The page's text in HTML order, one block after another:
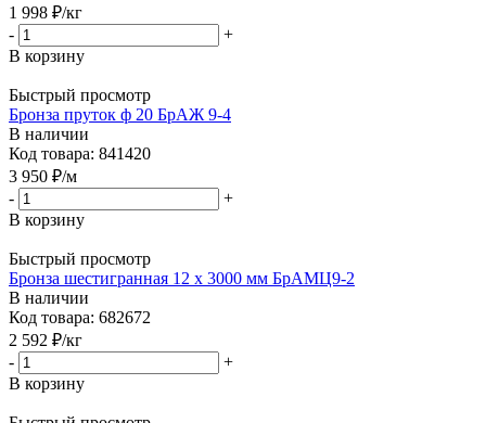
1 998 ₽/кг
-
+
В корзину
Быстрый просмотр
Бронза пруток ф 20 БрАЖ 9-4
В наличии
Код товара: 841420
3 950 ₽/м
-
+
В корзину
Быстрый просмотр
Бронза шестигранная 12 х 3000 мм БрАМЦ9-2
В наличии
Код товара: 682672
2 592 ₽/кг
-
+
В корзину